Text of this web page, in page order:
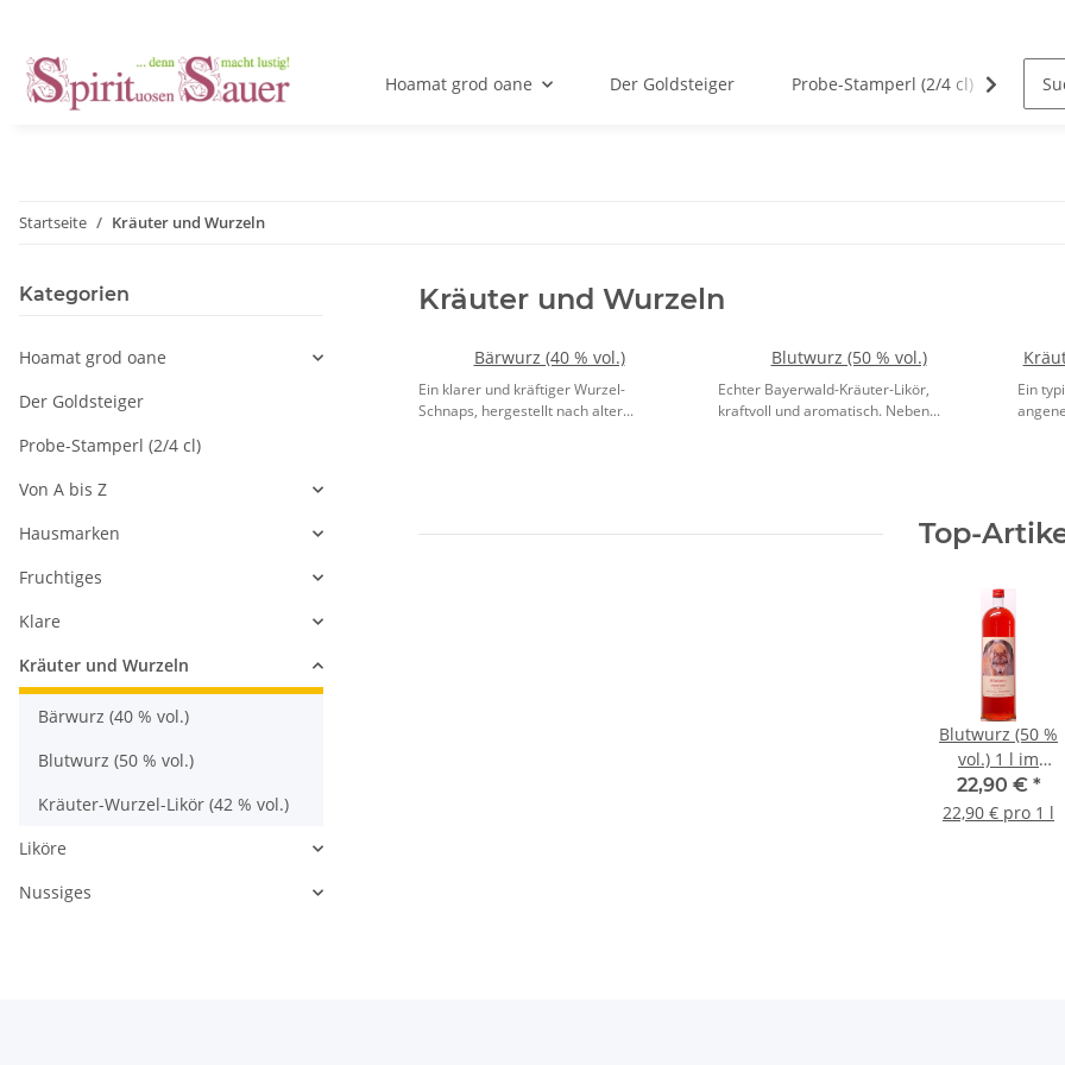
Hoamat grod oane Der Goldsteiger Probe-Stamperl (2/4 cl)
Startseite Kräuter und Wurzeln
Kräuter und Wurzeln
Bärwurz (40 % vol.)
Ein klarer und kräftiger Wurzel-
Schnaps, hergestellt nach alter...
Blutwurz (50 % vol.)
Echter Bayerwald-Kräuter-Likör,
kraftvoll und aromatisch. Neben...
Ein
Top-
Blutwurz (50 %
vol.) 1 l im
Glaskrug
22,90 € *
22,90 € pro 1 l
Kategorien
Hoamat grod oane
Der Goldsteiger
Probe-Stamperl (2/4 cl)
Von A bis Z
Hausmarken
Fruchtiges
Klare
Kräuter und Wurzeln
Bärwurz (40 % vol.)
Blutwurz (50 % vol.)
Kräuter-Wurzel-Likör (42 % vol.)
Liköre
Nussiges